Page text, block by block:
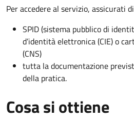
Per accedere al servizio, assicurati
SPID (sistema pubblico di
d’identità elettronica (CIE) o
(CNS)
tutta la documentazione
della pratica.
Cosa si ottiene